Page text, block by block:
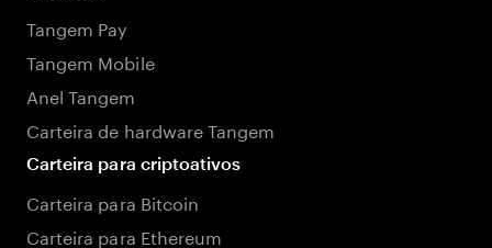
Tangem Pay
Tangem Mobile
Anel Tangem
Carteira de hardware Tangem
Carteira para criptoativos
Carteira para Bitcoin
Carteira para Ethereum